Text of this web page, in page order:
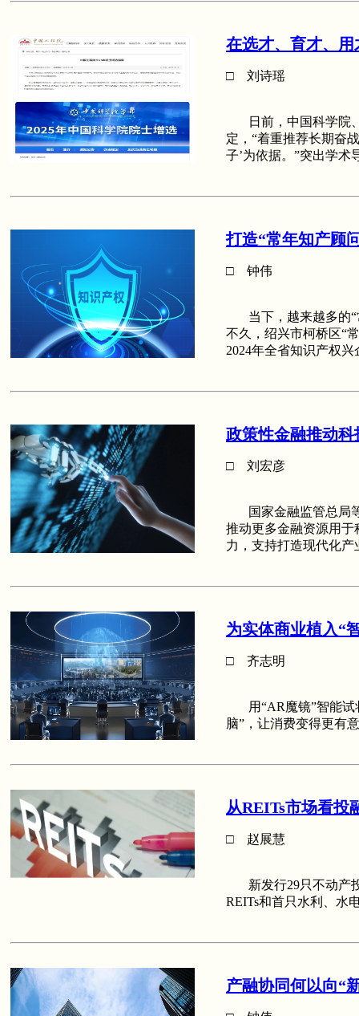
在选才、育才、
□ 刘诗瑶
日前，中国科学院、
定，“着重推荐长期奋
子’为依据。”突出学
打造“常年知产顾
□ 钟伟
当下，越来越多的“
不久，绍兴市柯桥区“
2024年全省知识产权
政策性金融推动
□ 刘宏彦
国家金融监管总局等
推动更多金融资源用
力，支持打造现代化
为实体商业植入“
□ 齐志明
用“AR魔镜”智能试
脑”，让消费变得更有
从REITs市场看投
□ 赵展慧
新发行29只不动产投
REITs和首只水利、水
产融协同何以向“